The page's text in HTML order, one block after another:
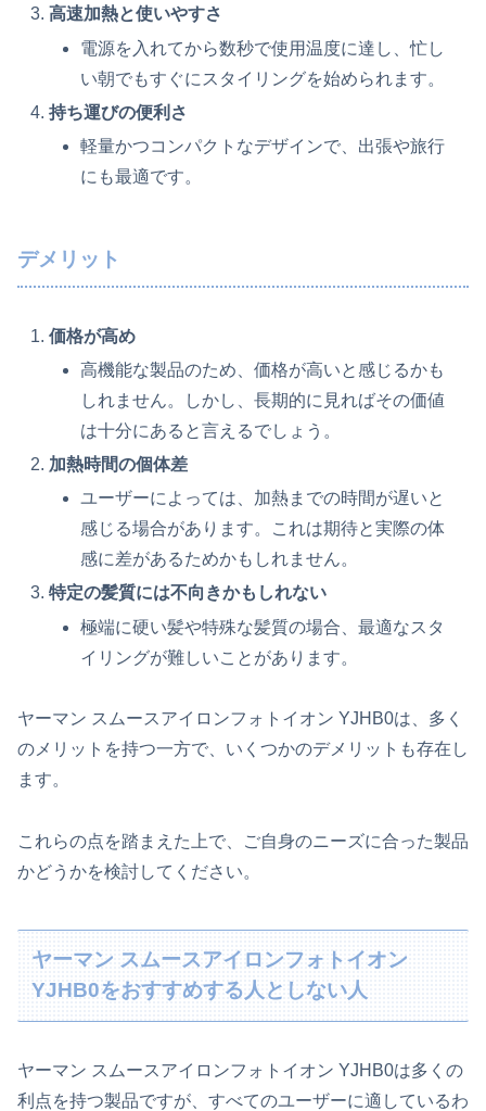
高速加熱と使いやすさ
電源を入れてから数秒で使用温度に達し、忙し
い朝でもすぐにスタイリングを始められます。
持ち運びの便利さ
軽量かつコンパクトなデザインで、出張や旅行
にも最適です。
デメリット
価格が高め
高機能な製品のため、価格が高いと感じるかも
しれません。しかし、長期的に見ればその価値
は十分にあると言えるでしょう。
加熱時間の個体差
ユーザーによっては、加熱までの時間が遅いと
感じる場合があります。これは期待と実際の体
感に差があるためかもしれません。
特定の髪質には不向きかもしれない
極端に硬い髪や特殊な髪質の場合、最適なスタ
イリングが難しいことがあります。
ヤーマン スムースアイロンフォトイオン YJHB0は、多く
のメリットを持つ一方で、いくつかのデメリットも存在し
ます。
これらの点を踏まえた上で、ご自身のニーズに合った製品
かどうかを検討してください。
ヤーマン スムースアイロンフォトイオン
YJHB0をおすすめする人としない人
ヤーマン スムースアイロンフォトイオン YJHB0は多くの
利点を持つ製品ですが、すべてのユーザーに適しているわ